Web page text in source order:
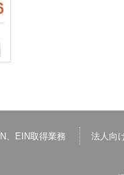
、EIN取得業務 法人向